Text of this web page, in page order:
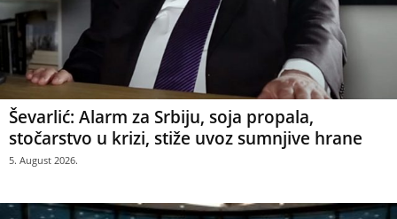
Ševarlić: Alarm za Srbiju, soja propala,
stočarstvo u krizi, stiže uvoz sumnjive hrane
5. August 2026.